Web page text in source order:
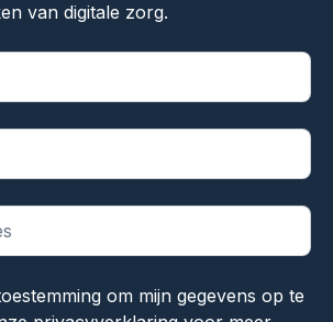
van digitale zorg.
velden aan
om mijn gegevens op te